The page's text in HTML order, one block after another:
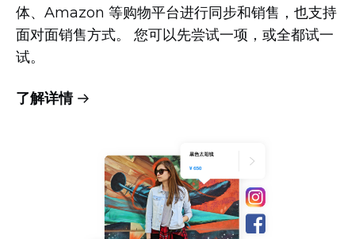
体、Amazon 等购物平台进行同步和销售，也支持
面对面销售方式。 您可以先尝试一项，或全都试一
试。
了解详情